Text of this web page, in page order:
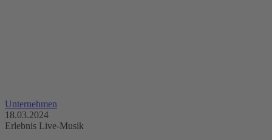
Unternehmen
18.03.2024
Erlebnis Live-Musik